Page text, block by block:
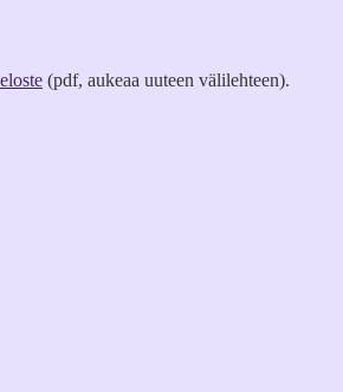
(pdf, aukeaa uuteen välilehteen).